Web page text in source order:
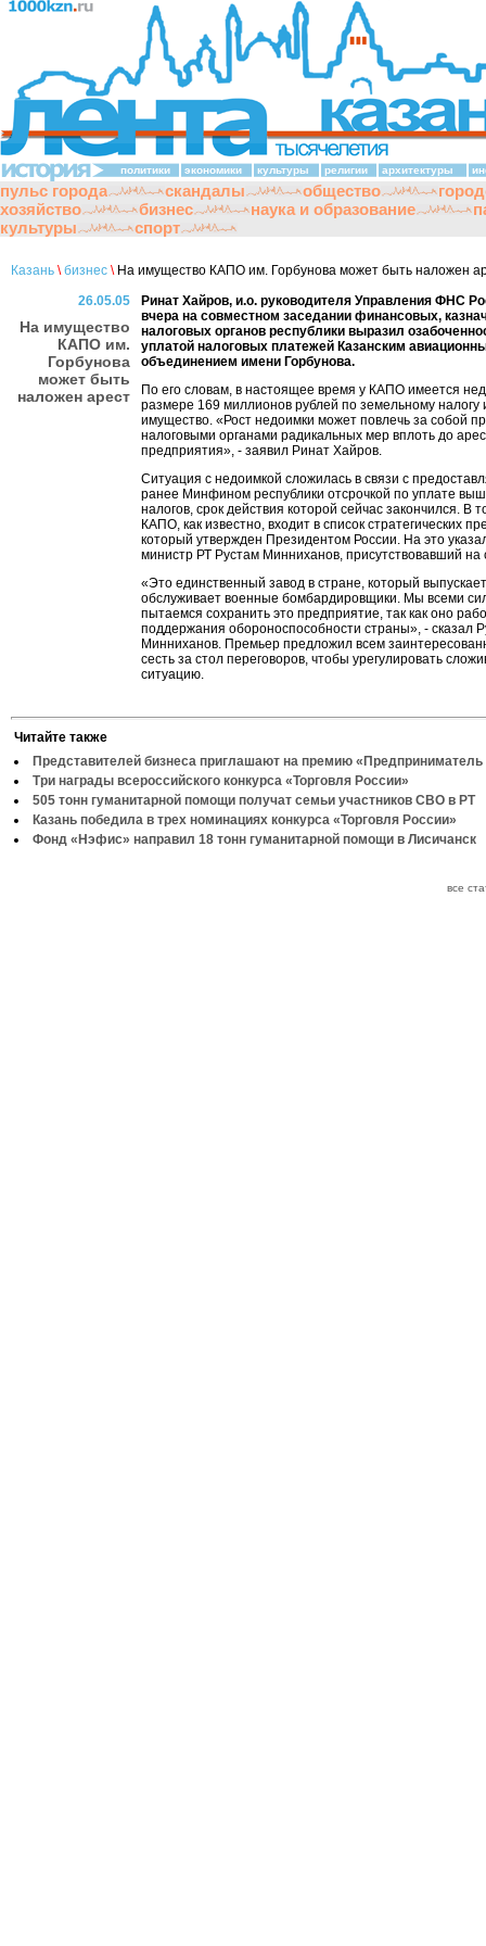
политики экономики культуры религии архитектуры
пульс города скандалы общество
хозяйство
бизнес наука и образование
культуры
спорт
Казань \ бизнес \На имущество КАПО им. Горбунова может быть наложен
26.05.05
На имущество
КАПО им.
Горбунова
может быть
наложен арест
Ринат Хайров, и.о. руководителя Управления ФНС
вчера на совместном заседании финансовых,
налоговых органов республики выразил
уплатой налоговых платежей Казанским
объединением имени Горбунова.
По его словам, в настоящее время у КАПО имеется
размере 169 миллионов рублей по земельному налогу
имущество. «Рост недоимки может повлечь за собой
налоговыми органами радикальных мер вплоть до
предприятия», - заявил Ринат Хайров.
Ситуация с недоимкой сложилась в связи с
ранее Минфином республики отсрочкой по уплате
налогов, срок действия которой сейчас закончился. В
КАПО, как известно, входит в список стратегических
который утвержден Президентом России. На это
министр РТ Рустам Минниханов, присутствовавший
«Это единственный завод в стране, который
обслуживает военные бомбардировщики. Мы всеми
пытаемся сохранить это предприятие, так как оно
поддержания обороноспособности страны», - сказал
Минниханов. Премьер предложил всем
сесть за стол переговоров, чтобы урегулировать
ситуацию.
Читайте также
Представителей бизнеса приглашают на премию «Предприниматель
Три награды всероссийского конкурса «Торговля России»
505 тонн гуманитарной помощи получат семьи участников СВО в РТ
Казань победила в трех номинациях конкурса «Торговля России»
Фонд «Нэфис» направил 18 тонн гуманитарной помощи в Лисичанск
все